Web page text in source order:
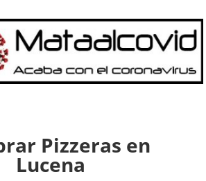
Pizzeras en
Lucena